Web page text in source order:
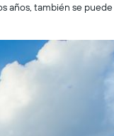
años, también se